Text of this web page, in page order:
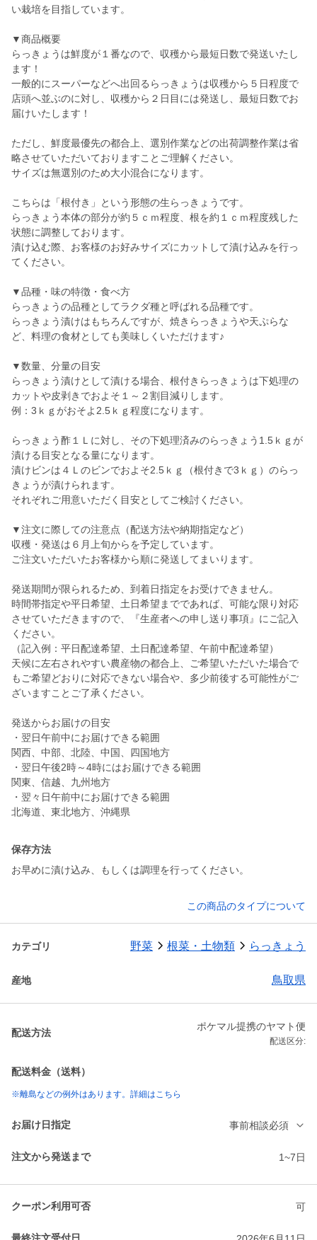
い栽培を目指しています。
▼商品概要
らっきょうは鮮度が１番なので、収穫から最短日数で発送いたし
ます！
一般的にスーパーなどへ出回るらっきょうは収穫から５日程度で
店頭へ並ぶのに対し、収穫から２日目には発送し、最短日数でお
届けいたします！
ただし、鮮度最優先の都合上、選別作業などの出荷調整作業は省
略させていただいておりますことご理解ください。
サイズは無選別のため大小混合になります。
こちらは「根付き」という形態の生らっきょうです。
らっきょう本体の部分が約５ｃｍ程度、根を約１ｃｍ程度残した
状態に調整しております。
漬け込む際、お客様のお好みサイズにカットして漬け込みを行っ
てください。
▼品種・味の特徴・食べ方
らっきょうの品種としてラクダ種と呼ばれる品種です。
らっきょう漬けはもちろんですが、焼きらっきょうや天ぷらな
ど、料理の食材としても美味しくいただけます♪
▼数量、分量の目安
らっきょう漬けとして漬ける場合、根付きらっきょうは下処理の
カットや皮剥きでおよそ１～２割目減りします。
例：3ｋｇがおそよ2.5ｋｇ程度になります。
らっきょう酢１Ｌに対し、その下処理済みのらっきょう1.5ｋｇが
漬ける目安となる量になります。
漬けビンは４Ｌのビンでおよそ2.5ｋｇ（根付きで3ｋｇ）のらっ
きょうが漬けられます。
それぞれご用意いただく目安としてご検討ください。
▼注文に際しての注意点（配送方法や納期指定など）
収穫・発送は６月上旬からを予定しています。
ご注文いただいたお客様から順に発送してまいります。
発送期間が限られるため、到着日指定をお受けできません。
時間帯指定や平日希望、土日希望までであれば、可能な限り対応
させていただきますので、『生産者への申し送り事項』にご記入
ください。
（記入例：平日配達希望、土日配達希望、午前中配達希望）
天候に左右されやすい農産物の都合上、ご希望いただいた場合で
もご希望どおりに対応できない場合や、多少前後する可能性がご
ざいますことご了承ください。
発送からお届けの目安
・翌日午前中にお届けできる範囲
関西、中部、北陸、中国、四国地方
・翌日午後2時～4時にはお届けできる範囲
関東、信越、九州地方
・翌々日午前中にお届けできる範囲
北海道、東北地方、沖縄県
保存方法
お早めに漬け込み、もしくは調理を行ってください。
この商品のタイプについて
カテゴリ 野菜 根菜・土物類 らっきょう
産地 鳥取県
配送方法
ポケマル提携のヤマト便
配送区分:
配送料金（送料）
※離島などの例外はあります。詳細はこちら
お届け日指定 事前相談必須
注文から発送まで 1~7日
クーポン利用可否 可